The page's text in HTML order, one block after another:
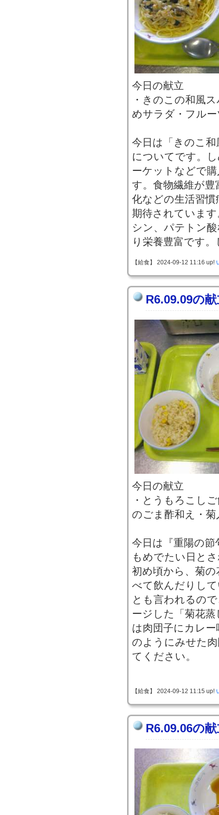
今日の献立
・きのこの和風
めサラダ・フル
今日は「きのこ
についてです。
ーケットなどで
す。食物繊維が
化などの生活習
期待されていま
シン、パテトン
り栄養豊富です
【給食】 2024-09-12 11:16 up!
R6.09.09の
今日の献立
・とうもろこし
のごま酢和え・
今日は『重陽の
もめでたい日と
初め頃から、菊
べて飲んだりし
とも言われるの
ージした「菊花
は肉団子にカレ
のようにみせた
てください。
【給食】 2024-09-12 11:15 up!
R6.09.06の